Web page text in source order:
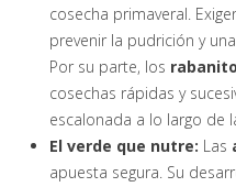
cosecha primaveral.
prevenir la pudrición y
Por su parte, los
cosechas rápidas y
escalonada a lo largo de
El verde que nutre: Las
apuesta segura. Su